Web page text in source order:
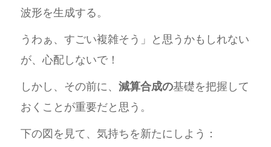
波形を生成する。
うわぁ、すごい複雑そう」と思うかもしれない
が、心配しないで！
しかし、その前に、 減算合成の基礎を把握して
おくことが重要だと思う。
下の図を見て、気持ちを新たにしよう：